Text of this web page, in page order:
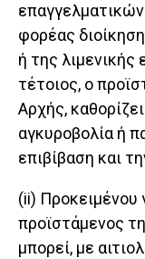
φορέας
ή της λιμενικής
τέτοιος, ο
Αρχής,
αγκυροβολία ή
επιβίβαση και
(ii) Προκειμένου
προϊστάμενος
μπορεί, με